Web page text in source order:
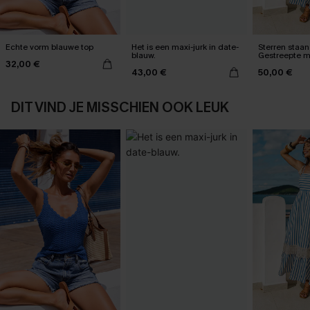
Echte vorm blauwe top
32,00 €
Het is een maxi-jurk in date-
blauw.
43,00 €
Sterren
Gestreepte
50,00 €
DIT VIND JE MISSCHIEN OOK LEUK